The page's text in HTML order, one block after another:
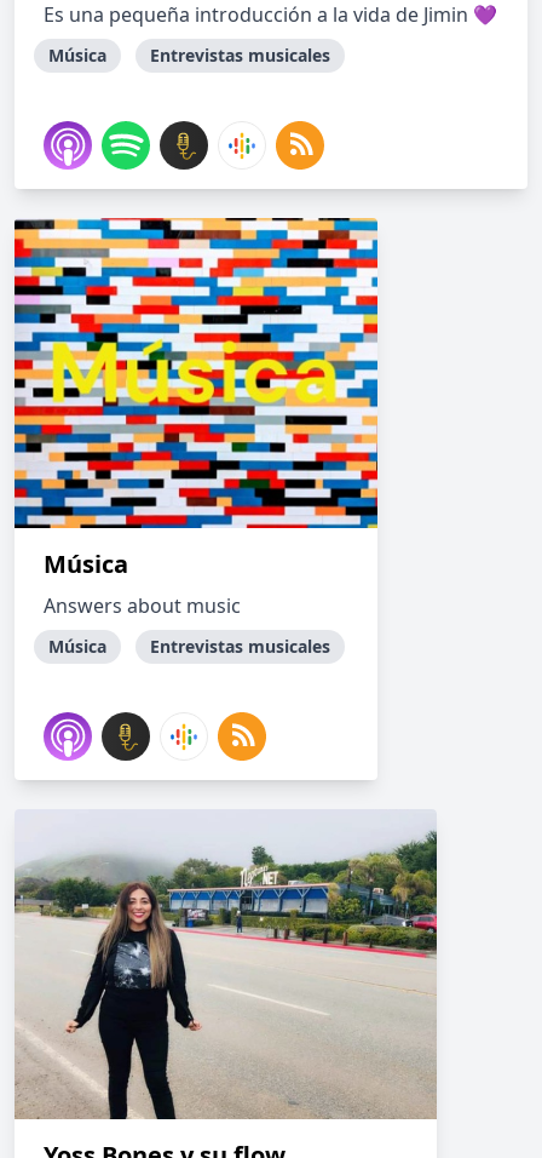
Es una pequeña introducción a la vida de Jimin 💜
Música Entrevistas musicales
Música
Answers about music
Música Entrevistas musicales